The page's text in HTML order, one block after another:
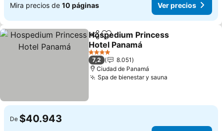
Mira precios de 10 páginas Ver precios
CompartirAgregar a favoritos
Hospedium Princess
Hotel Panamá
Ver precios
4 Estrellas
7,2
8.051
Ciudad de Panamá
Spa de bienestar y sauna
De $40.943